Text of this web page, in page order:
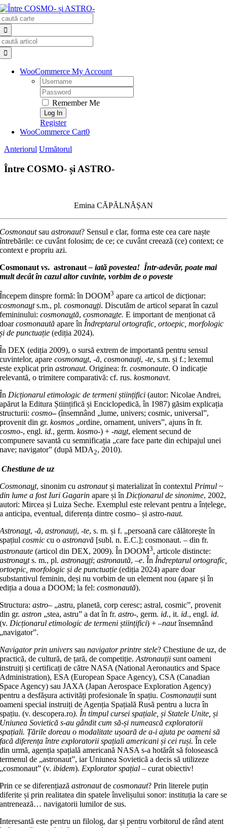
Skip
to
content
WooCommerce My Account
Username:
Password:
Remember Me
Register
WooCommerce Cart0
Anteriorul Următorul
Între COSMO- și ASTRO-
Emina CĂPĂLNĂȘAN
Cosmonautsauastronaut? Sensul e clar, forma este cea care naște
întrebările: ce cuvânt folosim; de ce; ce cuvânt creează (ce) context; ce
context e propriu azi.
Cosmonautvs. astronaut–iată povestea! Într-adevăr, poate mai
mult decât în cazul altor cuvinte, vorbim de o poveste
Începem dinspre formă: în DOOM3 apare ca articol de dicționar:
cosmonauts.m., pl.cosmonauți. Discutăm de articol separat în cazul
femininului:cosmonaută,cosmonaute. E important de menționat că
doarcosmonautăapare în Îndreptarul ortografic, ortoepic, morfologic
și de punctuație(ediția 2024).
În DEX (ediția 2009), o sursă extrem de importantă pentru sensul
cuvintelor, aparecosmonaut,-ă,cosmonauți, -te, s.m. și f.; lexemul
este explicat prinastronaut. Originea: fr.cosmonaute. O indicație
relevantă, o trimitere comparativă: cf. rus.kosmonavt.
În Dicționarul etimologic de termeni științifici (autor: Nicolae Andrei,
apărut la Editura Științifică și Enciclopedică, în 1987) găsim explicația
structurii:cosmo–(însemnând „lume, univers; cosmic, universal”,
provenit din gr.kosmos „ordine, ornament, univers”, ajuns în fr.
cosmo-, engl. id., germ.kosmo-) +-naut, element secund de
compunere savantă cu semnificația „care face parte din echipajul unei
nave; navigator” (după MDA2, 2010).
Chestiune de uz
Cosmonaut, sinonim cuastronautși materializat în contextul Primul ~
din lume a fost Iuri Gagarin apare și în Dicționarul de sinonime, 2002,
autori: Mircea și Luiza Seche. Exemplul este relevant pentru a înțelege,
a anticipa, eventual, diferența dintre cosmo–și astro-naut.
Astronaut,-ă,astronauți, -te, s. m. și f. „persoană care călătorește în
spațiulcosmic cu oastronavă [subl. n. E.C.]; cosmonaut. – din fr.
astronaute (articol din DEX, 2009). În DOOM3, articole distincte:
astronauts. m., pl.astronauți;astronaută, –e. În Îndreptarul ortografic,
ortoepic, morfologic și de punctuație(ediția 2024) apare doar
substantivul feminin, deși nu vorbim de un element nou (apare și în
ediția a doua a DOOM; la fel:cosmonaută).
Structura:astro– „astru, planetă, corp ceresc; astral, cosmic”, provenit
din gr.astron „stea, astru” a dat în fr.astro-, germ. id., it. id., engl. id.
(v. Dicționarul etimologic de termeni științifici) + –nautînsemnând
„navigator”.
Navigator prin univers saunavigator printre stele? Chestiune de uz, de
practică, de cultură, de țară, de competiție.Astronauții sunt oameni
instruiți și certificați de către NASA (National Aeronautics and Space
Administration), ESA (European Space Agency), CSA (Canadian
Space Agency) sau JAXA (Japan Aerospace Exploration Agency)
pentru a desfășura activități profesionale în spațiu. Cosmonauții sunt
oameni special instruiți de Agenția Spațială Rusă pentru a lucra în
spațiu. (v. descopera.ro). În timpul cursei spațiale, și Statele Unite, și
Uniunea Sovietică s-au gândit cum să-și numească exploratorii
spațiali. Țările doreau o modalitate ușoară de a-i ajuta pe oameni să
facă diferența între exploratorii spațiali americani și cei ruși. În cele
din urmă, agenția spațială americană NASA s-a hotărât să folosească
termenul de „astronaut”, iar Uniunea Sovietică a decis să utilizeze
„cosmonaut” (v. ibidem). Explorator spațial – curat obiectiv!
Prin ce se diferențiazăastronautdecosmonaut? Prin literele puțin
diferite și prin realitatea din spatele învelișului sonor: instituția la care se
antrenează… navigatorii lumilor de sus.
Interesantă este pentru un filolog, dar și pentru vorbitorul de rând atent